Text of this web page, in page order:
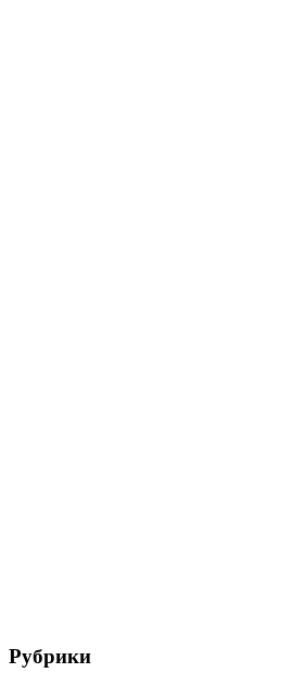
Рубрики